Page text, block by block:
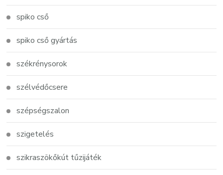
spiko cső
spiko cső gyártás
székrénysorok
szélvédőcsere
szépségszalon
szigetelés
szikraszökőkút tűzijáték